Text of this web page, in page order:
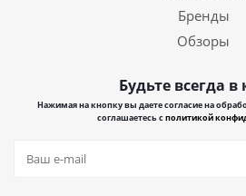
Бренды
Обзоры
Будьте всегда в
Нажимая на кнопку вы даете согласие на
соглашаетесь сполитикой